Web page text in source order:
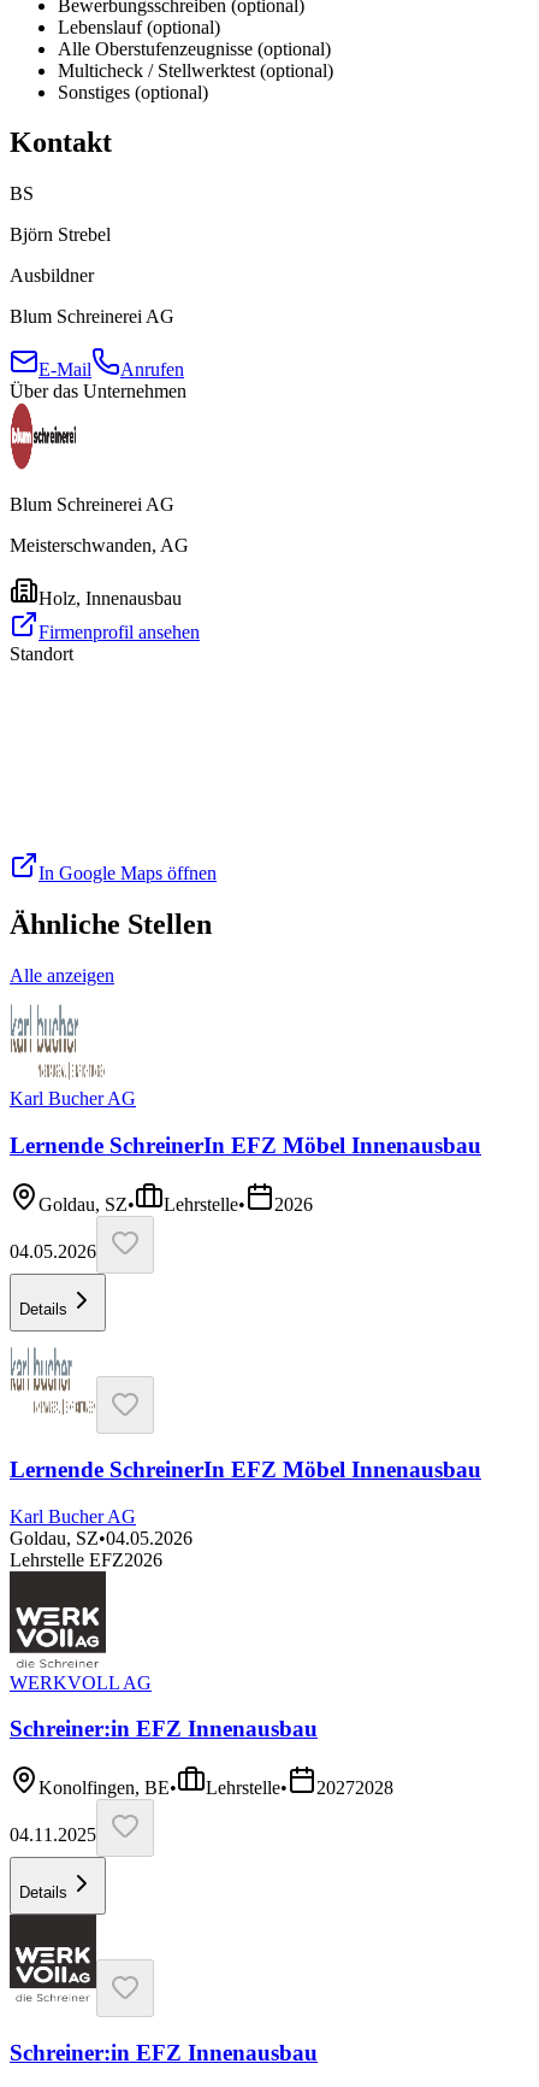
Bewerbungsschreiben (optional)
Lebenslauf (optional)
Alle Oberstufenzeugnisse (optional)
Multicheck / Stellwerktest (optional)
Sonstiges (optional)
Kontakt
BS
Björn Strebel
Ausbildner
Blum Schreinerei AG
E-Mail
Anrufen
Über das Unternehmen
Blum Schreinerei AG
Meisterschwanden, AG
Holz, Innenausbau
Firmenprofil ansehen
Standort
In Google Maps öffnen
Ähnliche Stellen
Alle anzeigen
Karl Bucher AG
Lernende SchreinerIn EFZ Möbel Innenausbau
Goldau, SZ• Lehrstelle• 2026
04.05.2026
Details
Lernende SchreinerIn EFZ Möbel Innenausbau
Karl Bucher AG
Goldau, SZ•04.05.2026
Lehrstelle EFZ2026
WERKVOLL AG
Schreiner:in EFZ Innenausbau
Konolfingen, BE• Lehrstelle• 20272028
04.11.2025
Details
Schreiner:in EFZ Innenausbau